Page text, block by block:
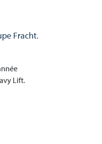
Fracht.
Lift.